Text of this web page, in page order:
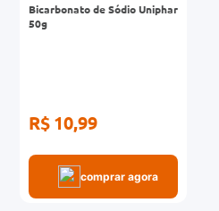
Bicarbonato de Sódio Uniphar
50g
R$ 10,99
comprar agora